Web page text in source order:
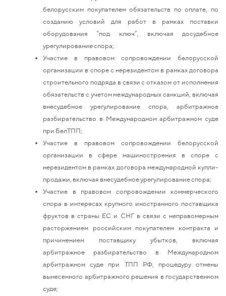
белорусским покупателем обязательств по оплате, по
созданию условий для работ в рамках поставки
оборудования “под ключ”, включая досудебное
урегулирование спора;
Участие в правовом сопровождении белорусской
организации в споре с нерезидентом в рамках договора
строительного подряда в связи с отказом от исполнения
обязательств с учетом международных санкций, включая
внесудебное урегулирование спора, арбитражное
разбирательство в Международном арбитражном суде
при БелТПП;
Участие в правовом сопровождении белорусской
организации в сфере машиностроения в споре с
нерезидентом в рамках договора международной купли-
продажи, включая внесудебное урегулирование спора;
Участие в правовом сопровождении коммерческого
спора в интересах крупного иностранного поставщика
фруктов в страны ЕС и СНГ в связи с неправомерным
расторжением российским покупателем контракта и
причинением поставщику убытков, включая
арбитражное разбирательство в Международном
арбитражном суде при ТПП РФ, процедуру отмены
вынесенного арбитражного решения в государственном
суде;